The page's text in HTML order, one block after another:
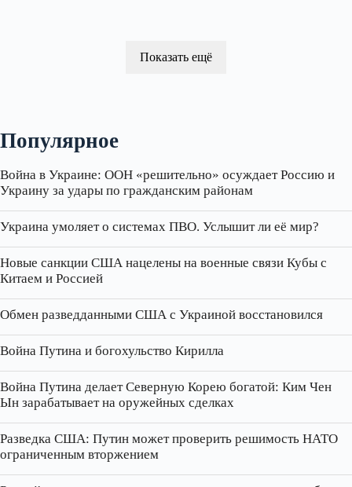
Показать ещё
Популярное
Война в Украине: ООН «решительно» осуждает Россию и
Украину за удары по гражданским районам
Украина умоляет о системах ПВО. Услышит ли её мир?
Новые санкции США нацелены на военные связи Кубы с
Китаем и Россией
Обмен разведданными США с Украиной восстановился
Война Путина и богохульство Кирилла
Война Путина делает Северную Корею богатой: Ким Чен
Ын зарабатывает на оружейных сделках
Разведка США: Путин может проверить решимость НАТО
ограниченным вторжением